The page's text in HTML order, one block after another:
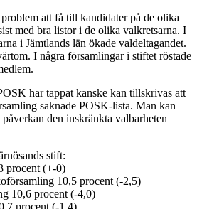
att få till kandidater på de olika
med bra listor i de olika valkretsarna. I
i Jämtlands län ökade valdeltagandet.
I några församlingar i stiftet röstade
har tappat kanske kan tillskrivas att
saknade POSK-lista. Man kan
den inskränkta valbarheten
stift:
procent (+-0)
10,5 procent (-2,5)
10,6 procent (-4,0)
procent (-1,4)